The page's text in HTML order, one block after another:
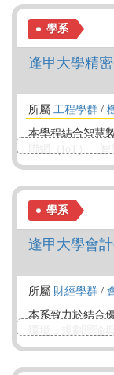
立思考及分析與
太國防產業發展
市場上具有相當
學系
逢甲大學精
所屬 工程學群 /
本學程結合智慧
聯網（IoT）、
型工程專才。課
學系
逢甲大學會
所屬 財經學群 /
本系致力於結合
環境，規劃理論
基礎核心能力與